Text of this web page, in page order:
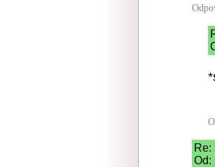
Re:
Od: